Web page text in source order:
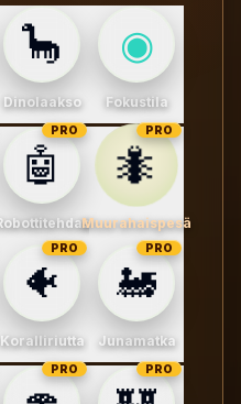
🦕
Dinolaakso
◉
Fokustila
🤖
PRO
🐜
PRO
Muurahaispesä
🐠
PRO
Koralliriutta
🚂
PRO
Junamatka
PRO PRO